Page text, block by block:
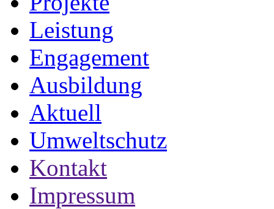
Leistung
Engagement
Ausbildung
Aktuell
Umweltschutz
Kontakt
Impressum